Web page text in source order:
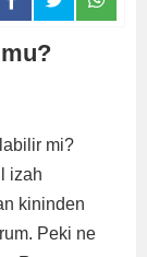
mi?
izah
kininden
Peki ne